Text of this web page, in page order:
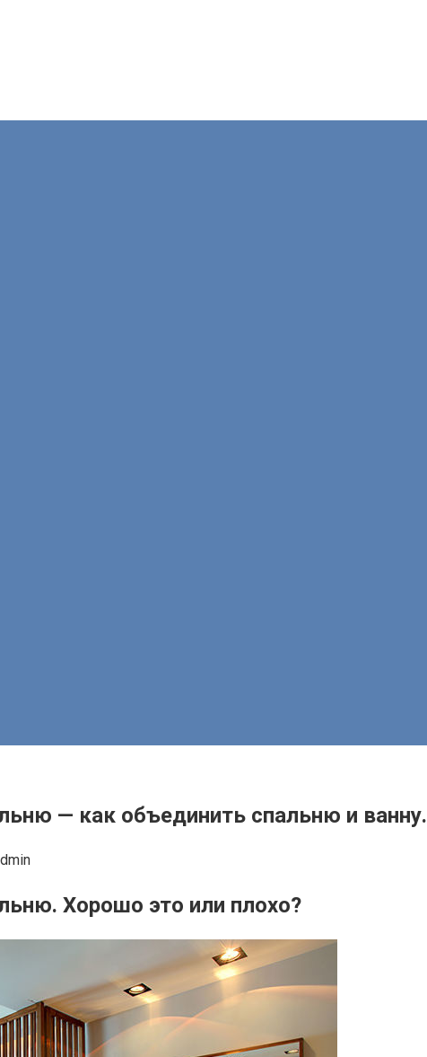
— как объединить спальню и ванну.
Хорошо это или плохо?